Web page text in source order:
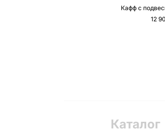
Кафф с
12
Каталог